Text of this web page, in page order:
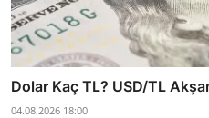
Dolar Kaç TL? USD/TL
04.08.2026 18:00